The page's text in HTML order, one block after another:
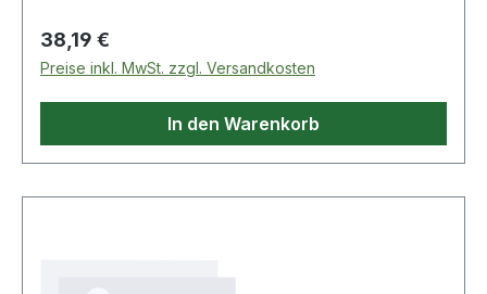
Regulärer Preis:
38,19 €
Preise inkl. MwSt. zzgl. Versandkosten
In den Warenkorb